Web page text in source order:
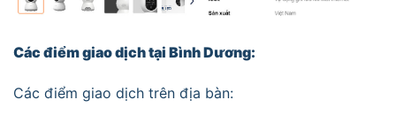
Các điểm giao dịch tại Bình Dương:
Các điểm giao dịch trên địa bàn: